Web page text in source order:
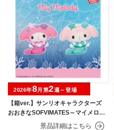
【箱ver.】サンリオキャラクターズ
おおきなSOFVIMATES～マイメロデ
ィ マーメイドver. ～
2026年8月第2週～登場